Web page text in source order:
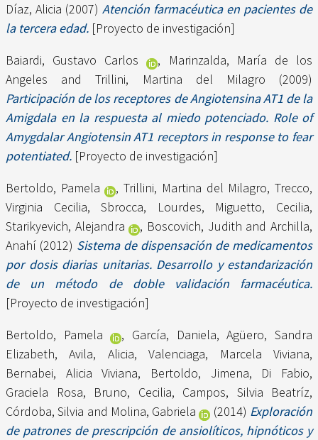
Díaz, Alicia (2007) Atención farmacéutica en pacientes de
la tercera edad. [Proyecto de investigación]
Baiardi, Gustavo Carlos
,
Marinzalda, María de los
Angeles andTrillini, Martina del Milagro (2009)
Participación de los receptores de Angiotensina AT1 de la
Amigdala en la respuesta al miedo potenciado. Role of
Amygdalar Angiotensin AT1 receptors in response to fear
potentiated. [Proyecto de investigación]
Bertoldo, Pamela
,Trillini, Martina del Milagro,Trecco,
Virginia Cecilia,Sbrocca, Lourdes, Miguetto, Cecilia,
Starikyevich, Alejandra
, Boscovich, Judith andArchilla,
Anahí (2012) Sistema de dispensación de medicamentos
por dosis diarias unitarias. Desarrollo y estandarización
de un método de doble validación farmacéutica.
[Proyecto de investigación]
Bertoldo, Pamela
, García, Daniela,Agüero, Sandra
Elizabeth,Avila, Alicia,Valenciaga, Marcela Viviana,
Bernabei, Alicia Viviana, Bertoldo, Jimena, Di Fabio,
Graciela Rosa, Bruno, Cecilia, Campos, Silvia Beatríz,
Córdoba, Silvia and Molina, Gabriela (2014) Exploración
de patrones de prescripción de ansiolíticos, hipnóticos y